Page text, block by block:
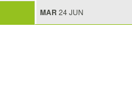
MAR 24 JUN